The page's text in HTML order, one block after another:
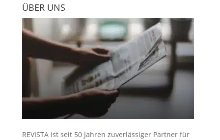
ÜBER UNS
REVISTA ist seit 50 Jahren zuverlässiger Partner für